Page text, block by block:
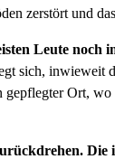
zer­stört und
Leute noch
sich, inwieweit
Ort,